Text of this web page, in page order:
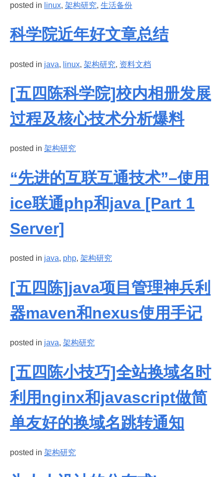
posted in linux, 架构研究, 生活备份
科学院近年好文章总结
posted in java, linux, 架构研究, 资料文档
[五四陈科学院]校内相册发展
过程及核心技术分析爆料
posted in 架构研究
“先进的互联互通技术”–使用
ice联通php和java [Part 1
Server]
posted in java, php, 架构研究
[五四陈]java项目管理神兵利
器maven和nexus使用手记
posted in java, 架构研究
[五四陈小技巧]全站换域名时
利用nginx和javascript做简
单友好的换域名跳转通知
posted in 架构研究